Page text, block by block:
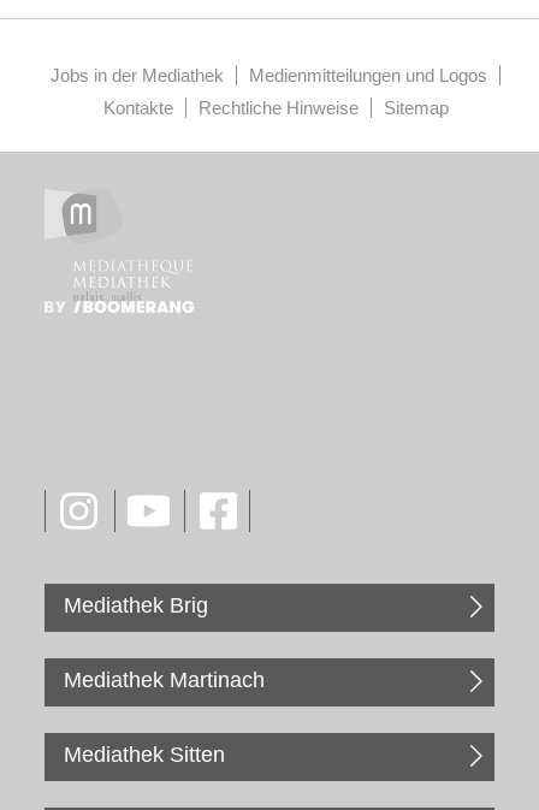
Jobs in der Mediathek
Medienmitteilungen und Logos
Kontakte
Rechtliche Hinweise Sitemap
Mediathek Brig
Mediathek Martinach
Mediathek Sitten